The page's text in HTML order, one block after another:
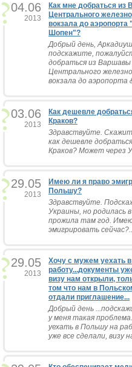
04.06
2013
Как мне добраться из
Центрального
вокзала до аэропорта
Шопен"?
Добрый день,
подскажите,
добраться из
Центрального
вокзала до аэропорта
03.06
2013
Как дешевле
Краков?
Здравствуйте.
как дешевле
Краков? Может через
29.05
2013
Имею ли я право
Польшу?
Здравствуйте.
Украины, но родилась
прожила там год.
эмигрировать
29.05
2013
Хочу с мужем уехать
работу...документы
визу нам открыли,
том что нам в
отдали приглашение...
Добрый день
у меня такая
уехать в Польшу на
уже все сделали, визу